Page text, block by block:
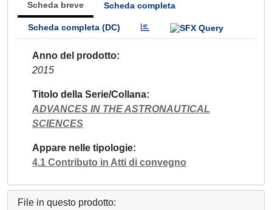
Scheda breve Scheda completa
Scheda completa (DC)
Anno del prodotto
2015
Titolo della Serie/Collana
ADVANCES IN THE ASTRONAUTICAL
SCIENCES
Appare nelle tipologie
4.1 Contributo in Atti di convegno
File in questo prodotto: